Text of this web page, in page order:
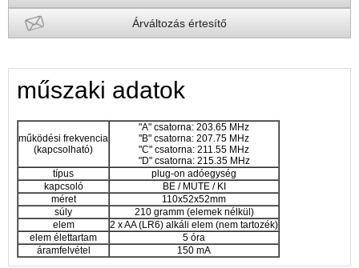
Árváltozás értesítő
műszaki adatok
működési frekvencia
(kapcsolható)
"A" csatorna: 203.65 MHz
"B" csatorna: 207.75 MHz
"C" csatorna: 211.55 MHz
"D" csatorna: 215.35 MHz
típus
plug-on adóegység
kapcsoló
BE / MUTE / KI
méret
110x52x52mm
súly
210 gramm (elemek nélkül)
elem
2 x AA (LR6) alkáli elem (nem tartozék)
elem élettartam
5 óra
áramfelvétel
150 mA